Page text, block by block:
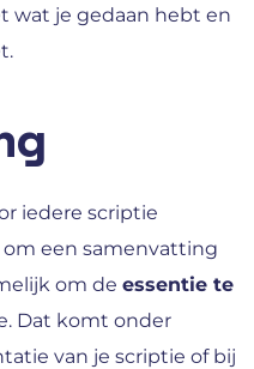
wat je gedaan hebt en
iedere scriptie
een samenvatting
om de essentie te
Dat komt onder
van je scriptie of bij